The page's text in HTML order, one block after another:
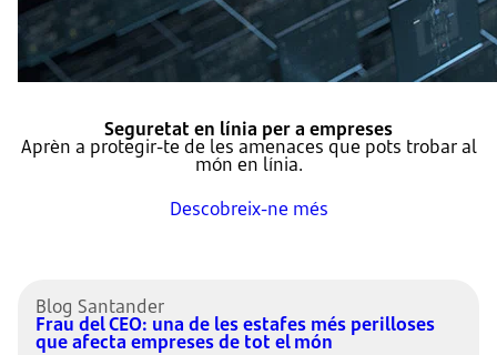
Seguretat en línia per a empreses
Aprèn a protegir-te de les amenaces que pots trobar al
món en línia.
Descobreix-ne més
Blog Santander
Frau del CEO: una de les estafes més perilloses
que afecta empreses de tot el món